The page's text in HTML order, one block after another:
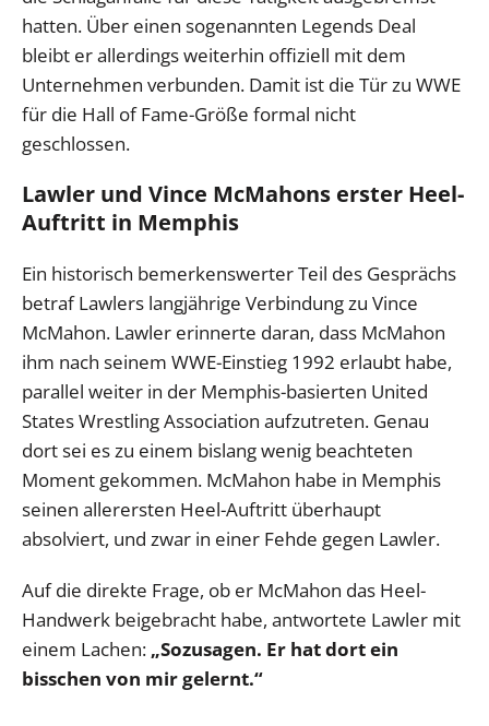
hatten. Über einen sogenannten Legends Deal
bleibt er allerdings weiterhin offiziell mit dem
Unternehmen verbunden. Damit ist die Tür zu WWE
für die Hall of Fame-Größe formal nicht
geschlossen.
Lawler und Vince McMahons erster Heel-
Auftritt in Memphis
Ein historisch bemerkenswerter Teil des Gesprächs
betraf Lawlers langjährige Verbindung zu Vince
McMahon. Lawler erinnerte daran, dass McMahon
ihm nach seinem WWE-Einstieg 1992 erlaubt habe,
parallel weiter in der Memphis-basierten United
States Wrestling Association aufzutreten. Genau
dort sei es zu einem bislang wenig beachteten
Moment gekommen. McMahon habe in Memphis
seinen allerersten Heel-Auftritt überhaupt
absolviert, und zwar in einer Fehde gegen Lawler.
Auf die direkte Frage, ob er McMahon das Heel-
Handwerk beigebracht habe, antwortete Lawler mit
einem Lachen: „Sozusagen. Er hat dort ein
bisschen von mir gelernt.“